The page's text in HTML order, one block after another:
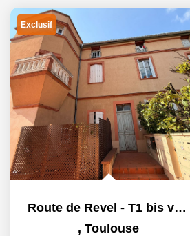
Exclusif
Route de Revel - T1 bis vendu loué
, Toulouse